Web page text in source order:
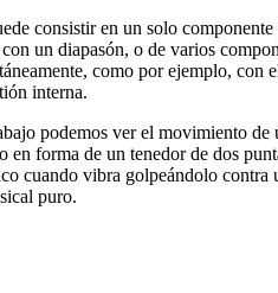
consistir en un solo componente
un diapasón, o de varios
como por ejemplo, con
interna.
podemos ver el movimiento de
en forma de un tenedor de dos
cuando vibra golpeándolo
puro.